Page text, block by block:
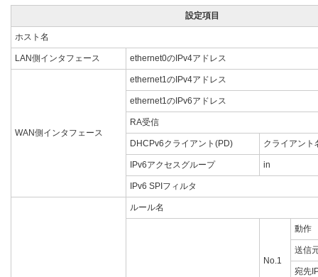
設定項目
ホスト名
LAN側インタフェース ethernet0のIPv4アドレス
WAN側インタフェース
ethernet1のIPv4アドレス
ethernet1のIPv6アドレス
RA受信
DHCPv6クライアント(PD) クライアント
IPv6アクセスグループ in
IPv6 SPIフィルタ
ルール名
No.1
動作
送信
宛先